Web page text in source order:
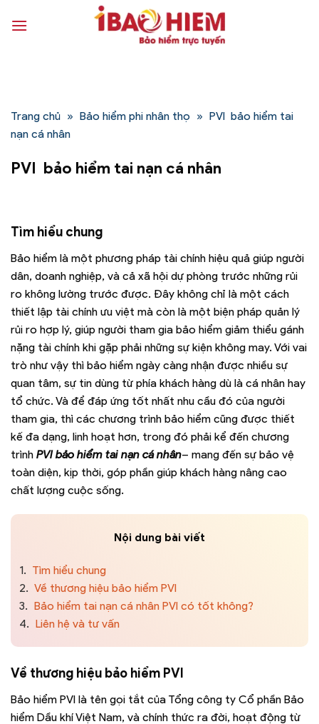
qua
Trang chủ » Bảo hiểm phi nhân thọ » PVI bảo hiểm tai
nạn cá nhân
PVI bảo hiểm tai nạn cá nhân
Tìm hiểu chung
Bảo hiểm là một phương pháp tài chính hiệu quả giúp người
dân, doanh nghiệp, và cả xã hội dự phòng trước những rủi
ro không lường trước được. Đây không chỉ là một cách
thiết lập tài chính ưu việt mà còn là một biện pháp quản lý
rủi ro hợp lý, giúp người tham gia bảo hiểm giảm thiểu gánh
nặng tài chính khi gặp phải những sự kiện không may. Với vai
trò như vậy thì bảo hiểm ngày càng nhận được nhiều sự
quan tâm, sự tin dùng từ phía khách hàng dù là cá nhân hay
tổ chức. Và để đáp ứng tốt nhất nhu cầu đó của người
tham gia, thì các chương trình bảo hiểm cũng được thiết
kế đa dạng, linh hoạt hơn, trong đó phải kể đến chương
trình PVI bảo hiểm tai nạn cá nhân– mang đến sự bảo vệ
toàn diện, kịp thời, góp phần giúp khách hàng nâng cao
chất lượng cuộc sống.
Nội dung bài viết
1. Tìm hiểu chung
2. Về thương hiệu bảo hiểm PVI
3. Bảo hiểm tai nạn cá nhân PVI có tốt không?
4. Liên hệ và tư vấn
Về thương hiệu bảo hiểm PVI
Bảo hiểm PVI là tên gọi tắt của Tổng công ty Cổ phần Bảo
hiểm Dầu khí Việt Nam, và chính thức ra đời, hoạt động từ